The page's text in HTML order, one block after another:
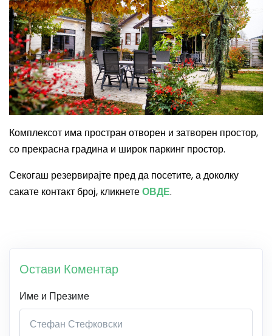
Комплексот има простран отворен и затворен простор,
со прекрасна градина и широк паркинг простор.
Секогаш резервирајте пред да посетите, а доколку
сакате контакт број, кликнетеОВДЕ.
Остави Коментар
Име и Презиме